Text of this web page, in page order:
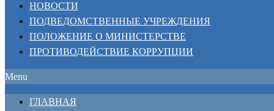
НОВОСТИ
ПОДВЕДОМСТВЕННЫЕ УЧРЕЖДЕНИЯ
ПОЛОЖЕНИЕ О МИНИСТЕРСТВЕ
ПРОТИВОДЕЙСТВИЕ КОРРУПЦИИ
Menu
ГЛАВНАЯ